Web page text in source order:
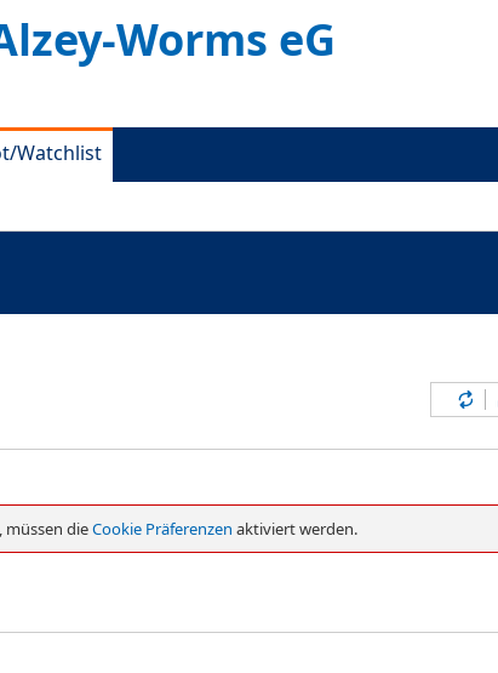
Worms eG
Watchlist
müssen dieCookie Präferenzen aktiviert werden.